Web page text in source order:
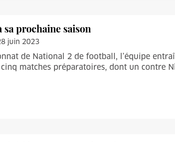
sa prochaine saison
juin 2023
de National 2 de football, l’équipe
matches préparatoires, dont un contre